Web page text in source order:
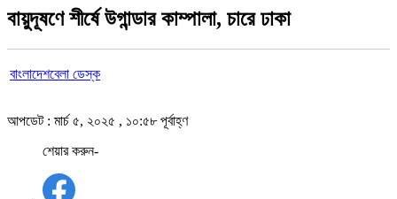
বায়ুদূষণে শীর্ষে উগান্ডার কাম্পালা, চারে ঢাকা
বাংলাদেশবেলা ডেস্ক
আপডেট : মার্চ ৫, ২০২৫ , ১০:৫৮ পূর্বাহ্ণ
শেয়ার করুন-